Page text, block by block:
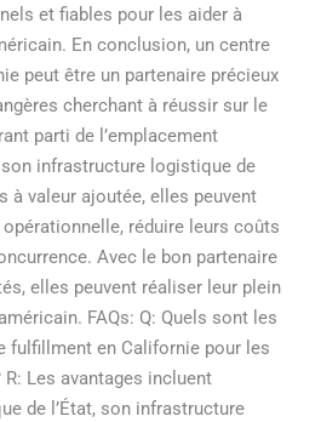
et fiables pour les aider à
En conclusion, un centre
peut être un partenaire précieux
cherchant à réussir sur le
parti de l’emplacement
son infrastructure logistique de
à valeur ajoutée, elles peuvent
réduire leurs coûts
Avec le bon partenaire
elles peuvent réaliser leur plein
FAQs: Q: Quels sont les
fulfillment en Californie pour les
Les avantages incluent
de l’État, son infrastructure